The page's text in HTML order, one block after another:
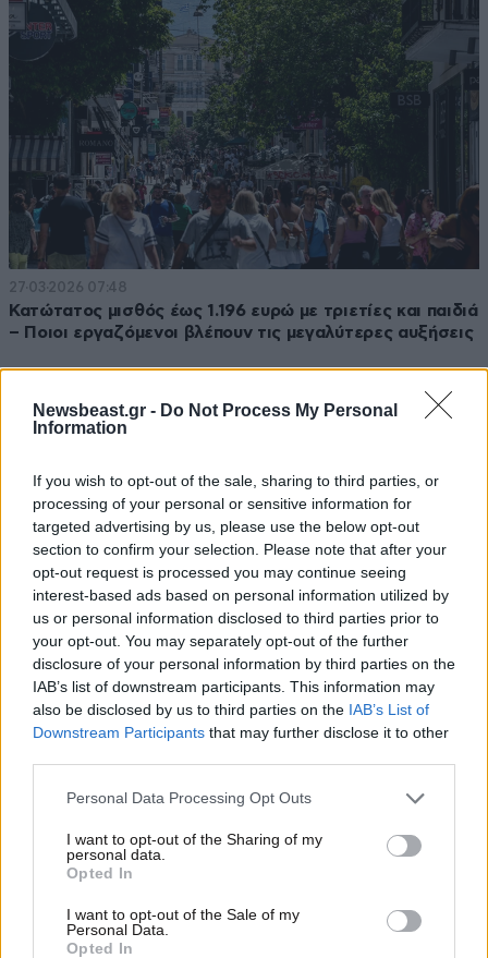
Newsbeast.gr - Do Not Process My Personal
Information
If you wish to opt-out of the sale, sharing to third parties, or
processing of your personal or sensitive information for
targeted advertising by us, please use the below opt-out
section to confirm your selection. Please note that after your
opt-out request is processed you may continue seeing
interest-based ads based on personal information utilized by
us or personal information disclosed to third parties prior to
your opt-out. You may separately opt-out of the further
disclosure of your personal information by third parties on the
IAB’s list of downstream participants. This information may
also be disclosed by us to third parties on the IAB’s List of
Downstream Participants that may further disclose it to other
Please note that this website/app uses one or more Google
not limited to your visit or usage behaviour. You may click to
grant or deny consent to Google and its third-party tags to
use your data for below specified purposes in below Google
consent section.
Personal Data Processing Opt Outs
I want to opt-out of the Sharing of my
personal data.
Opted In
I want to opt-out of the Sale of my
Personal Data.
Opted In
27·03·2026 07:48
Κατώτατος μισθός έως 1.196 ευρώ με τριετίες και παιδιά
– Ποιοι εργαζόμενοι βλέπουν τις μεγαλύτερες αυξήσεις
16·03·2026 11:22
Αντίστροφη μέτρηση για τον κατώτατο μισθό σε
ιδιωτικό και δημόσιο τομέα – Από 1η Απριλίου η αύξησή
του